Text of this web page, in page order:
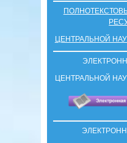
ЦЕНТРАЛЬНОЙ
ЦЕНТРАЛЬНОЙ